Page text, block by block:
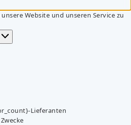
Website und unseren Service zu
Lieferanten